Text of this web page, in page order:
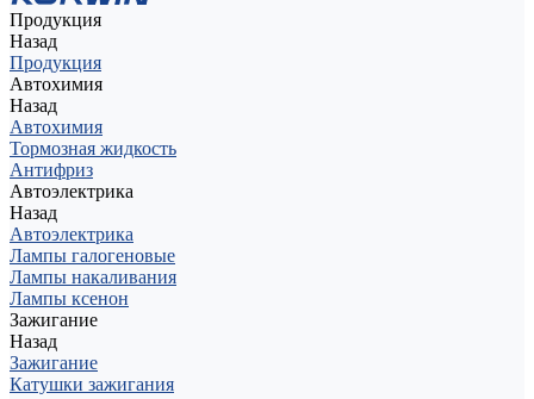
Продукция
Назад
Продукция
Автохимия
Назад
Автохимия
Тормозная жидкость
Антифриз
Автоэлектрика
Назад
Автоэлектрика
Лампы галогеновые
Лампы накаливания
Лампы ксенон
Зажигание
Назад
Зажигание
Катушки зажигания